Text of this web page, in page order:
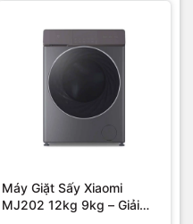
Máy Giặt Sấy Xiaomi
MJ202 12kg 9kg – Giải